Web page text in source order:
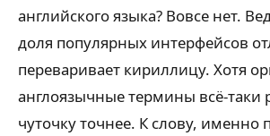
английского языка? Вовсе нет.
доля популярных интерфейсов
переваривает кириллицу. Хотя
англоязычные термины всё-таки
чуточку точнее. К слову, именно